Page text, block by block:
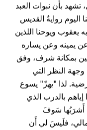
تشهد بأن نبوات العبد
اليوم روايةُ القديس
ويوحنا اللذين
عن يمينه وعن يساره
مر 10ن 37)، مطالبين بمكانة شرف، وفق
النظر التي
لذا "يهزّ" يسوع
إياهم بالدرب الذي
أَشرَبُها سَوفَ
فلَيسَ لي أَن